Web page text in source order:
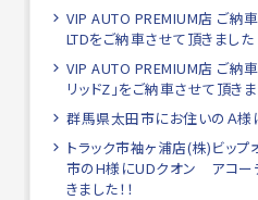
VIP AUTO PREMIUM店 ご納車
LTDをご納車させて頂きました
VIP AUTO PREMIUM店 ご納車
リッドZ」をご納車させて頂きま
群馬県太田市にお住いのＡ様
トラック市袖ヶ浦店(株)ビップ
市のH様にUDクオン アコー
きました！！